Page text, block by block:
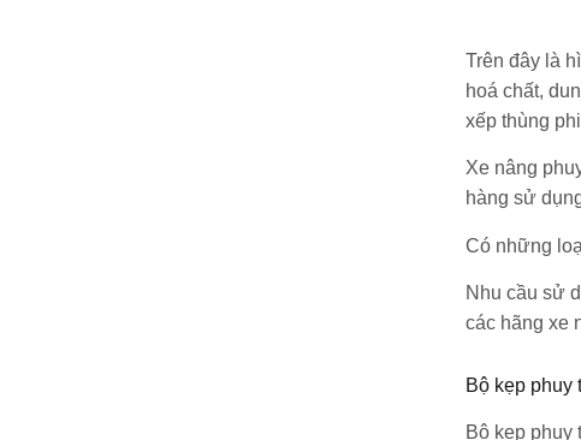
Trên đây là
hoá chất,
xếp thùng
Xe nâng
hàng sử
Có những
Nhu cầu sử
các hãng xe
Bộ kẹp phuy
Bộ kẹp phuy